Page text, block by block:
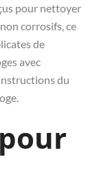
pour nettoyer
corrosifs, ce
de
avec
du